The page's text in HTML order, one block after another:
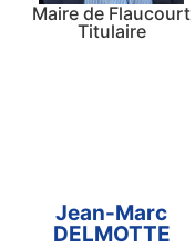
Maire de Flaucourt
Titulaire
Jean-Marc
DELMOTTE